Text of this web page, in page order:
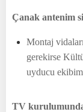
Çanak antenim
Montaj
gerekirse
uyducu
TV